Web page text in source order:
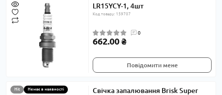
LR15YCY-1, 4шт
Код товару: 159707
0
662.00 ₴
Повідомити мене
Hit Немає в наявності
Свічка запалювання Brisk Super